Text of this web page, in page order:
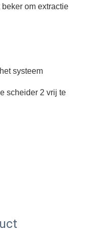
om extractie
systeem
scheider 2 vrij te